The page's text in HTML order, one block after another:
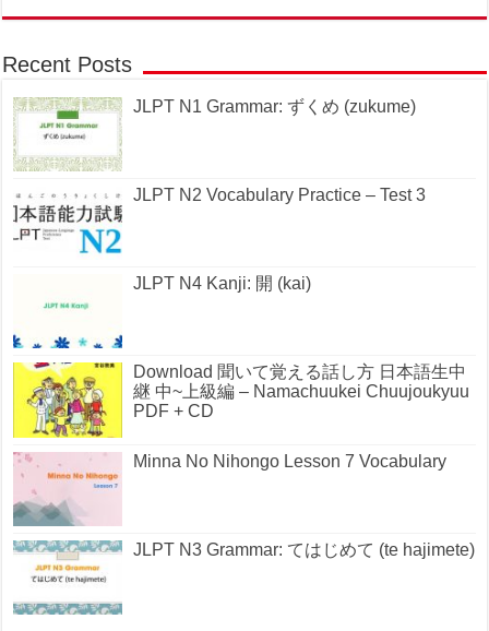
Recent Posts
JLPT N1 Grammar: ずくめ (zukume)
JLPT N2 Vocabulary Practice – Test 3
JLPT N4 Kanji: 開 (kai)
Download 聞いて覚える話し方 日本語生中
継 中~上級編 – Namachuukei Chuujoukyuu
PDF + CD
Minna No Nihongo Lesson 7 Vocabulary
JLPT N3 Grammar: てはじめて (te hajimete)